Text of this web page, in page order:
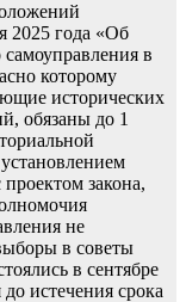
2025 года «Об
в
которому
исторических
обязаны до 1
закона,
не
в советы
в сентябре
истечения срока